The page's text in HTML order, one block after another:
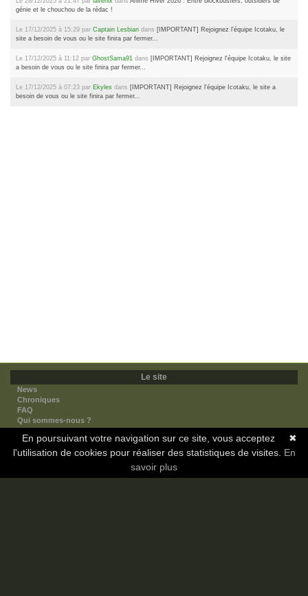
génie et le chouchou de la rédac !
Le 17/12/2025 à 15:29 par Captain Lesbian dans [IMPORTANT] Rejoignez l'équipe Icotaku, le
site a besoin de vous ou le site finira par fermer...
Le 17/12/2025 à 11:12 par GhostSama91 dans [IMPORTANT] Rejoignez l'équipe Icotaku, le site
a besoin de vous ou le site finira par fermer...
Le 17/12/2025 à 07:23 par Ekyles dans [IMPORTANT] Rejoignez l'équipe Icotaku, le site a
besoin de vous ou le site finira par fermer...
Le site
News
Chroniques
FAQ
Qui sommes-nous ?
Nos partenaires
Faites-nous connaitre
Nous contacter
✖
En poursuivant votre navigation sur ce site, vous acceptez
l'utilisation de cookies pour réaliser des statistiques de visites. En
savoir plus